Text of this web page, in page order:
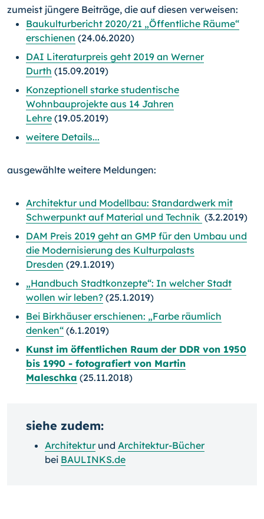
zumeist jüngere Beiträge, die auf diesen verweisen:
Baukulturbericht 2020/21 „Öffentliche Räume“
erschienen (24.06.2020)
DAI Literaturpreis geht 2019 an Werner
Durth (15.09.2019)
Konzeptionell starke studentische
Wohnbauprojekte aus 14 Jahren
Lehre (19.05.2019)
weitere Details...
ausgewählte weitere Meldungen:
Architektur und Modellbau: Standardwerk mit
Schwerpunkt auf Material und Technik (3.2.2019)
DAM Preis 2019 geht an GMP für den Umbau und
die Modernisierung des Kulturpalasts
Dresden (29.1.2019)
„Handbuch Stadtkonzepte“: In welcher Stadt
wollen wir leben? (25.1.2019)
Bei Birkhäuser erschienen: „Farbe räumlich
denken“ (6.1.2019)
Kunst im öffentlichen Raum der DDR von 1950
bis 1990 - fotografiert von Martin
Maleschka (25.11.2018)
siehe zudem:
Architekturund Architektur-Bücher
bei BAULINKS.de